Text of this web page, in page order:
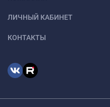
ЛИЧНЫЙ КАБИНЕТ
КОНТАКТЫ